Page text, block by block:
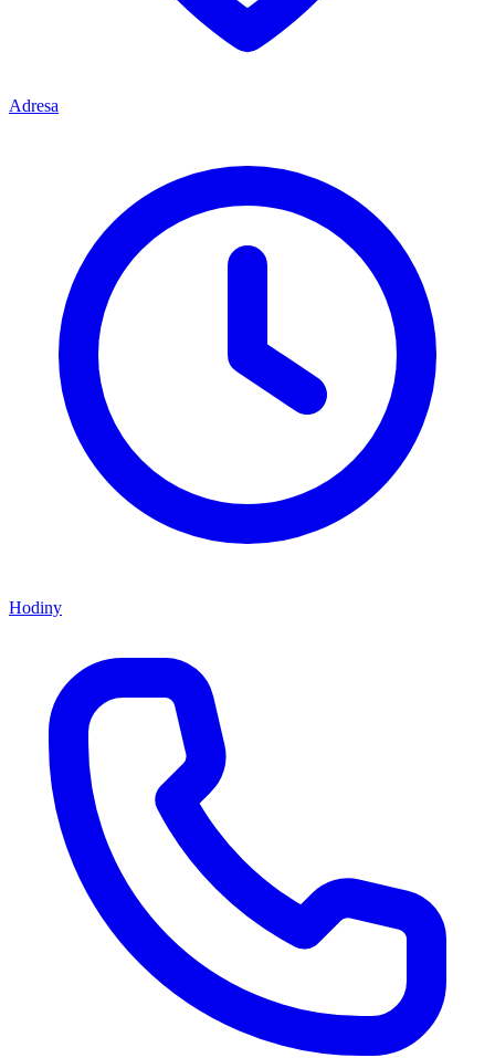
Adresa
Hodiny